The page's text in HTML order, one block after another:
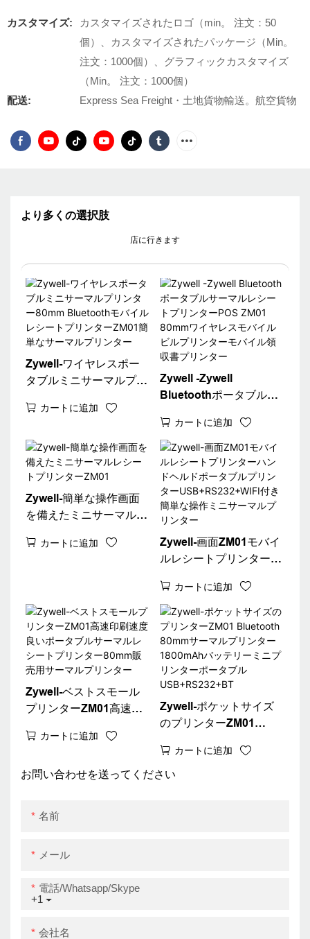
カスタマイズ:
カスタマイズされたロゴ（min。 注文：50
個）、カスタマイズされたパッケージ（Min。
注文：1000個）、グラフィックカスタマイズ
（Min。 注文：1000個）
配送:
Express Sea Freight・土地貨物輸送。航空貨物
より多くの選択肢
店に行きます
Zywell-ワイヤレスポー
タブルミニサーマルプリ
モバイルレシートプリン
ルプリンター
カートに追加
Zywell -Zywell
Bluetoothポータブルサ
ーPOS ZM01 80mmワイ
ヤレスモバイルビルプリ
ンターモバイル領収書プ
リンター
カートに追加
Zywell-簡単な操作画面
を備えたミニサーマルレ
カートに追加
Zywell-画面ZM01モバイ
ルレシートプリンターハ
リンター
USB+RS232+WIFI付き
簡単な操作ミニサーマル
プリンター
カートに追加
Zywell-ベストスモール
プリンターZM01高速印
ーマルレシートプリンタ
プリンター
カートに追加
Zywell-ポケットサイズ
のプリンターZM01
ルプリンター1800mAh
バッテリーミニプリンタ
カートに追加
お問い合わせを送ってください
名前
メール
+1
電話/whatsapp/skype
会社名